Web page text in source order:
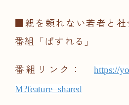
■親を頼れない若者と社
番組「ぱすれる」
番組リンク：
https://
M?feature=shared